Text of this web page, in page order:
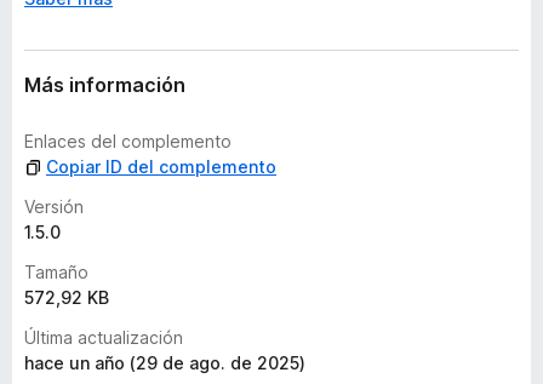
e
Más información
Enlaces del complemento
Copiar ID del complemento
Versión
1.5.0
Tamaño
572,92 KB
Última actualización
hace un año (29 de ago. de 2025)